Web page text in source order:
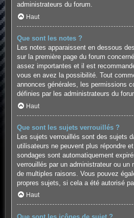
administrateurs du forum.
Haut
Que sont les notes ?
Les notes apparaissent en dessous
sur la première page du forum
assez importantes et il est
vous en avez la possibilité. Tout
annonces générales, les permissions
définies par les administrateurs du
Haut
Que sont les sujets verrouillés ?
Les sujets verrouillés sont des sujets
utilisateurs ne peuvent plus répondre
sondages sont automatiquement
verrouillés par un administrateur ou un
de multiples raisons. Vous pouvez
propres sujets, si cela a été autorisé
Haut